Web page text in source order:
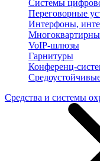
Системы
Переговорные
Интерфоны,
VoIP-шлюзы
Гарнитуры
Конференц-
Средства и системы